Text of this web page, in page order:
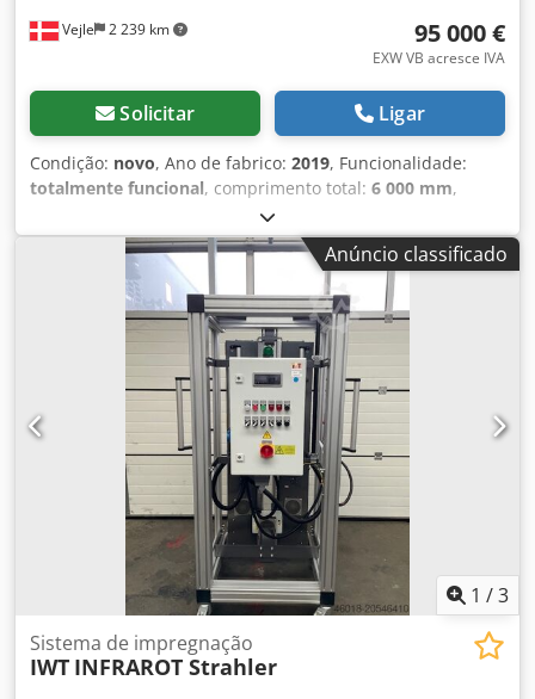
Vejle 2 239 km 95 000 €
EXW VB acresce IVA
Solicitar Ligar
Condição: novo, Ano de fabrico: 2019, Funcionalidade:
totalmente funcional, comprimento total: 6 000 mm,
, Instalação industrial de
impregnação a vácuo e pressão, projetada para
tratamento de madeira eficiente e uniforme. O modelo T10
possui autoclave com Ø1.800 mm × 6.000 mm,
processando 8–9 m³ de madeira por ciclo, com pressão
operacional de até 15 bar (abs). Codpfxjx Sdpts Ah Isha A
planta é totalmente automatizada via PLC, permitindo
controle preciso de vácuo, pressão, tempo e absorção de
preservativo. Construída conforme a norma EN 13445, com
inspeção por órgão independente, é adequada para
preservativos modernos livres de cromo e arsênico. O
sistema completo inclui vaso de pressão, tanque de
trabalho, bombas de vácuo e pressão, sistema de limpeza,
sistema de carga por carro e dispositivos de segurança.
Ideal para serrarias e processadores industriais de
madeira que buscam desempenho confiável e de alta
qualidade em impregnação. Especificações técnicas
disponíveis mediante solicitação.
Anúncio classificado
1 /3
Sistema de impregnação
IWT INFRAROT Strahler